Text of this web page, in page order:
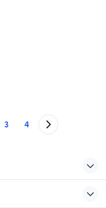
3 4